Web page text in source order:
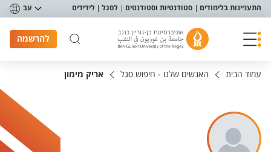
תפריט נגישות
התעניינות בלימודים סטודנטיות וסטודנטים לסגל לידידים עב
להרשמה
עמוד הבית האנשים שלנו - חיפוש סגל אריק מימון